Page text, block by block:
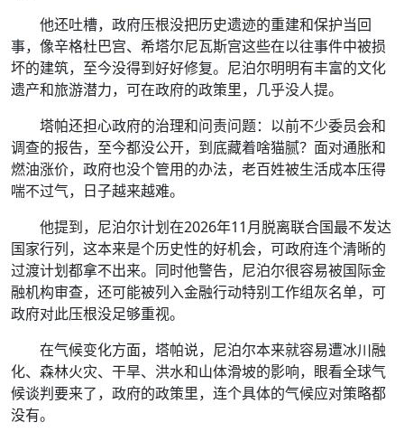
他还吐槽，政府压根没把历史遗迹的重建和保护当回
事，像辛格杜巴宫、希塔尔尼瓦斯宫这些在以往事件中被损
坏的建筑，至今没得到好好修复。尼泊尔明明有丰富的文化
遗产和旅游潜力，可在政府的政策里，几乎没人提。
塔帕还担心政府的治理和问责问题：以前不少委员会和
调查的报告，至今都没公开，到底藏着啥猫腻？面对通胀和
燃油涨价，政府也没个管用的办法，老百姓被生活成本压得
喘不过气，日子越来越难。
他提到，尼泊尔计划在2026年11月脱离联合国最不发达
国家行列，这本来是个历史性的好机会，可政府连个清晰的
过渡计划都拿不出来。同时他警告，尼泊尔很容易被国际金
融机构审查，还可能被列入金融行动特别工作组灰名单，可
政府对此压根没足够重视。
在气候变化方面，塔帕说，尼泊尔本来就容易遭冰川融
化、森林火灾、干旱、洪水和山体滑坡的影响，眼看全球气
候谈判要来了，政府的政策里，连个具体的气候应对策略都
没有。